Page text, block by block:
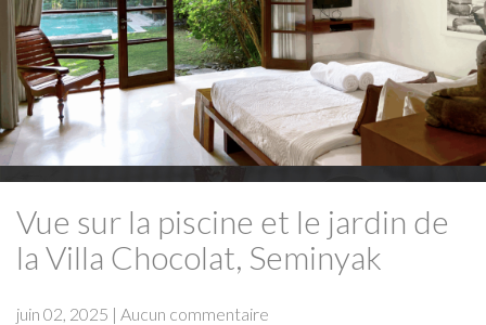
Vue sur la piscine et le jardin de
la Villa Chocolat, Seminyak
juin 02, 2025 | Aucun commentaire